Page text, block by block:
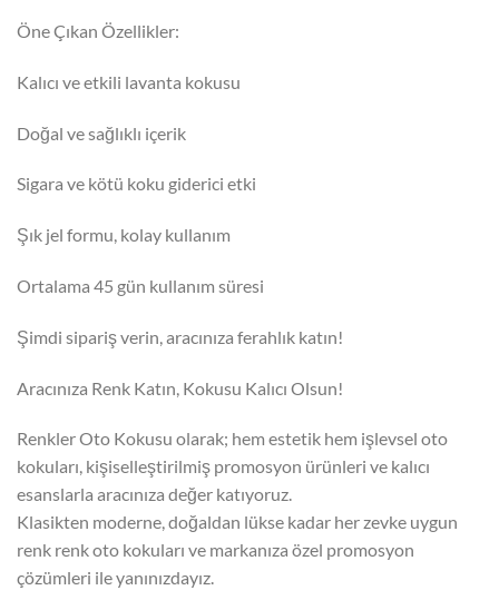
Öne Çıkan Özellikler:
Kalıcı ve etkili lavanta kokusu
Doğal ve sağlıklı içerik
Sigara ve kötü koku giderici etki
Şık jel formu, kolay kullanım
Ortalama 45 gün kullanım süresi
Şimdi sipariş verin, aracınıza ferahlık katın!
Aracınıza Renk Katın, Kokusu Kalıcı Olsun!
Renkler Oto Kokusu olarak; hem estetik hem işlevsel oto
kokuları, kişiselleştirilmiş promosyon ürünleri ve kalıcı
esanslarla aracınıza değer katıyoruz.
Klasikten moderne, doğaldan lükse kadar her zevke uygun
renk renk oto kokuları ve markanıza özel promosyon
çözümleri ile yanınızdayız.